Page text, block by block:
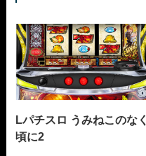
Lパチスロ うみねこのなく
頃に2